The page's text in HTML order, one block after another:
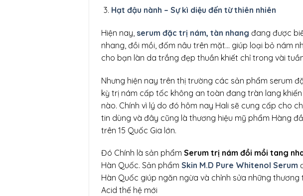
Hạt đậu nành – Sự kì diệu đến từ thiên nhiên
Hiện nay, serum đặc trị nám, tàn nhang đang được
nhang, đồi mồi, đốm nâu trên mặt… giúp loại bỏ nám
cho bạn làn da trắng đẹp thuần khiết chỉ trong vài
Nhưng hiện nay trên thị trường các sản phẩm serum
kỳ trị nám cấp tốc không an toàn đang tràn lang
nào. Chính vì lý do đó hôm nay Hali sẽ cung cấp cho
tin dùng và đây cũng là thương hiệu mỹ phẩm Hàng
trên 15 Quốc Gia lớn.
Đó Chính là sản phẩm Serum trị nám đồi mồi tang
Hàn Quốc. Sản phẩm Skin M.D Pure Whitenol Serum
Hàn Quốc giúp ngăn ngừa và chỉnh sửa những
Acid thế hệ mới